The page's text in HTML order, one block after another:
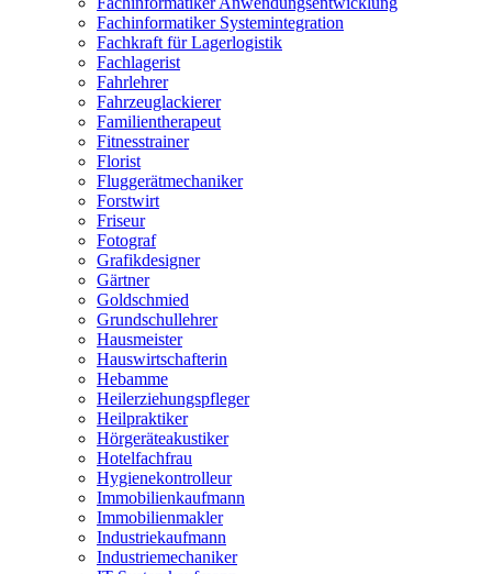
Fachinformatiker Systemintegration
Fachkraft für Lagerlogistik
Fachlagerist
Fahrlehrer
Fahrzeuglackierer
Familientherapeut
Fitnesstrainer
Florist
Fluggerätmechaniker
Forstwirt
Friseur
Fotograf
Grafikdesigner
Gärtner
Goldschmied
Grundschullehrer
Hausmeister
Hauswirtschafterin
Hebamme
Heilerziehungspfleger
Heilpraktiker
Hörgeräteakustiker
Hotelfachfrau
Hygienekontrolleur
Immobilienkaufmann
Immobilienmakler
Industriekaufmann
Industriemechaniker